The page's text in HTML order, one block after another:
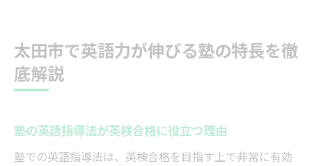
太田市で英語力が伸びる塾の特長を徹
底解説
塾の英語指導法が英検合格に役立つ理由
塾での英語指導法は、英検合格を目指す上で非常に有効